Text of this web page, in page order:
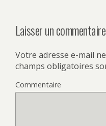
Laisser un commentaire
Votre adresse e-mail
champs obligatoires
Commentaire